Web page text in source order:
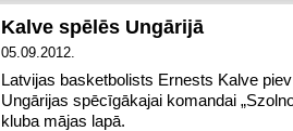
Kalve spēlēs Ungārijā
05.09.2012.
Latvijas basketbolists Ernests Kalve
Ungārijas spēcīgākajai komandai
kluba mājas lapā.